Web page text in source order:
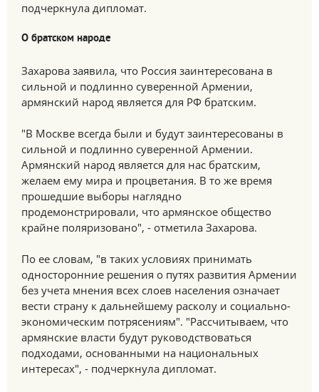
подчеркнула дипломат.
О братском народе
Захарова заявила, что Россия заинтересована в
сильной и подлинно суверенной Армении,
армянский народ является для РФ братским.
"В Москве всегда были и будут заинтересованы в
сильной и подлинно суверенной Армении.
Армянский народ является для нас братским,
желаем ему мира и процветания. В то же время
прошедшие выборы наглядно
продемонстрировали, что армянское общество
крайне поляризовано", - отметила Захарова.
По ее словам, "в таких условиях принимать
односторонние решения о путях развития Армении
без учета мнения всех слоев населения означает
вести страну к дальнейшему расколу и социально-
экономическим потрясениям". "Рассчитываем, что
армянские власти будут руководствоваться
подходами, основанными на национальных
интересах", - подчеркнула дипломат.